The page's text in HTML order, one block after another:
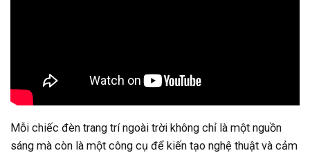
Mỗi chiếc đèn trang trí ngoài trời không chỉ là một nguồn
sáng mà còn là một công cụ để kiến tạo nghệ thuật và cảm